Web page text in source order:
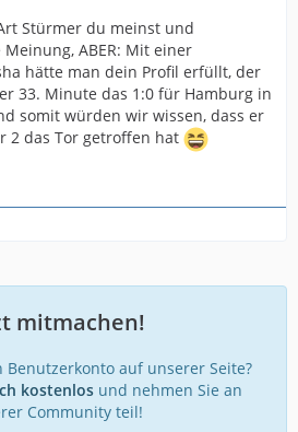
Stürmer du meinst und
ABER: Mit einer
hätte man dein Profil erfüllt, der
33. Minute das 1:0 für Hamburg in
somit würden wir wissen, dass er
2 das Tor getroffen hat
mitmachen!
Benutzerkonto auf unserer Seite?
kostenlosund nehmen Sie an
Community teil!